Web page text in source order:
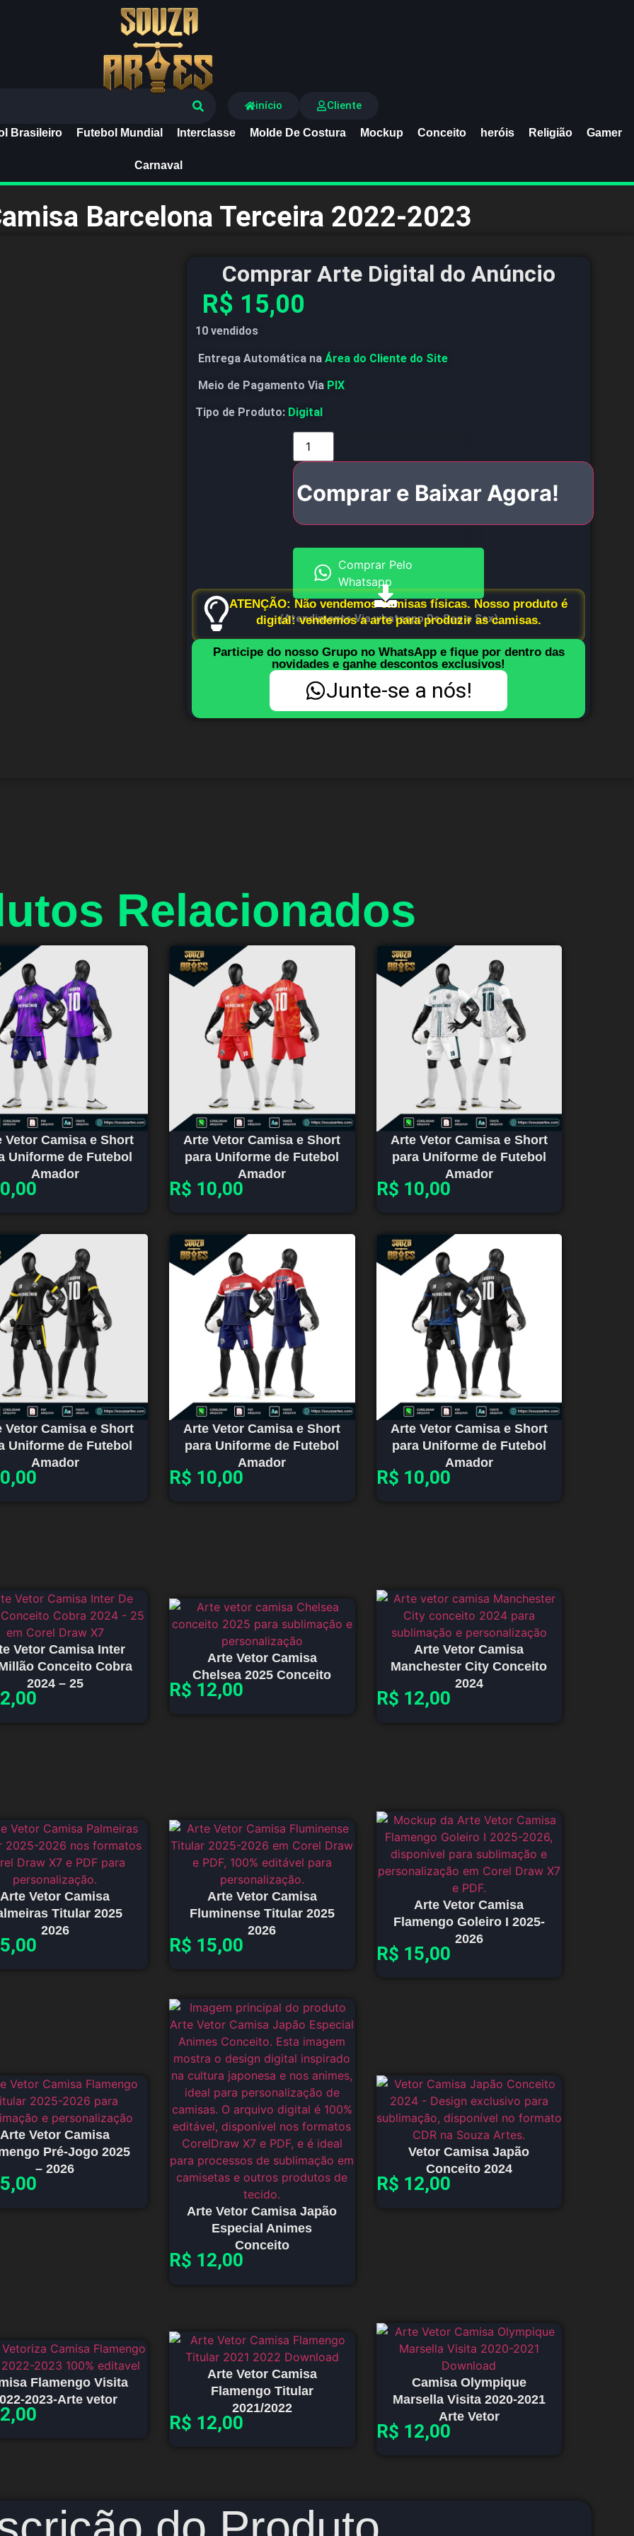
Brasileiro Futebol Mundial Interclasse Molde De Costura Mockup Conceito heróis Religião Gamer
Carnaval
início Cliente
Barcelona Terceira 2022-2023
Comprar Arte Digital do Anúncio
R$ 15,00
10 vendidos
Entrega Automática na Área do Cliente do Site
Meio de Pagamento Via PIX
Tipo de Produto: Digital
Comprar e Baixar Agora!
Comprar Pelo
Whatsapp
(Atendimento Via whatsapp De Seg a Sex)
ATENÇÃO: Não vendemos camisas físicas. Nosso produto é
digital: vendemos a arte para produzir as camisas.
Participe do nosso Grupo no WhatsApp e fique por dentro das
novidades e ganhe descontos exclusivos!
Junte-se a nós!
Relacionados
Vetor Camisa e Short
Uniforme de Futebol
Amador
Arte Vetor Camisa e Short
para Uniforme de Futebol
Amador
R$ 10,00
Arte Vetor Camisa e Short
para Uniforme de Futebol
Amador
R$ 10,00
Vetor Camisa e Short
Uniforme de Futebol
Amador
Arte Vetor Camisa e Short
para Uniforme de Futebol
Amador
R$ 10,00
Arte Vetor Camisa e Short
para Uniforme de Futebol
Amador
R$ 10,00
Vetor Camisa Inter
Conceito Cobra
2024 – 25
Arte Vetor Camisa
Chelsea 2025 Conceito
R$ 12,00
Arte Vetor Camisa
Manchester City Conceito
2024
R$ 12,00
Arte Vetor Camisa
Titular 2025
2026
Arte Vetor Camisa
Fluminense Titular 2025
2026
R$ 15,00
Arte Vetor Camisa
Flamengo Goleiro I 2025-
2026
R$ 15,00
Arte Vetor Camisa
Pré-Jogo 2025
– 2026
Arte Vetor Camisa Japão
Especial Animes
Conceito
R$ 12,00
Vetor Camisa Japão
Conceito 2024
R$ 12,00
Flamengo Visita
2023-Arte vetor
Arte Vetor Camisa
Flamengo Titular
2021/2022
R$ 12,00
Camisa Olympique
Marsella Visita 2020-2021
Arte Vetor
R$ 12,00